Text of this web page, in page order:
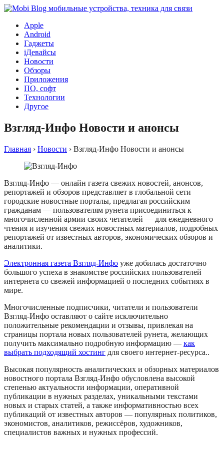
Apple
Android
Гаджеты
iДевайсы
Новости
Обзоры
Приложения
ПО, софт
Технологии
Другое
Взгляд-Инфо Новости и анонсы
Главная › Новости › Взгляд-Инфо Новости и анонсы
Взгляд-Инфо — онлайн газета свежих новостей, анонсов,
репортажей и обзоров представляет в глобальной сети
городские новостные порталы, предлагая российским
гражданам — пользователям рунета присоединиться к
многочисленной армии своих четателей — для ежедневного
чтения и изучения свежих новостных материалов, подробных
репортажей от известных авторов, экономических обзоров и
аналитики.
Электронная газета Взгляд-Инфо уже добилась достаточно
большого успеха в знакомстве российских пользователей
интернета со свежей информацией о последних событиях в
мире.
Многочисленные подписчики, читатели и пользователи
Взгляд-Инфо оставляют о сайте исключительно
положительные рекомендации и отзывы, привлекая на
страницы портала новых пользователей рунета, желающих
получить максимально подробную информацию — как
выбрать подходящий хостинг для своего интернет-ресурса..
Высокая популярность аналитических и обзорных материалов
новостного портала Взгляд-Инфо обусловлена высокой
степенью актуальности информации, оперативной
публикации в нужных разделах, уникальными текстами
новых и старых статей, а также информативностью всех
публикаций от известных авторов — популярных политиков,
экономистов, аналитиков, режиссёров, художников,
специалистов важных и нужных профессий.